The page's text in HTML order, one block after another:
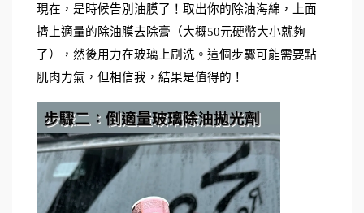
現在，是時候告別油膜了！取出你的除油海綿，上面
擠上適量的除油膜去除膏（大概50元硬幣大小就夠
了），然後用力在玻璃上刷洗。這個步驟可能需要點
肌肉力氣，但相信我，結果是值得的！